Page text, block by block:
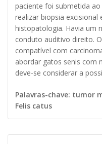
paciente foi submetida
realizar biopsia
histopatologia. Havia um
conduto auditivo direito.
compatível com
abordar gatos senis com
deve-se considerar a
Palavras-chave: tumor
Felis catus